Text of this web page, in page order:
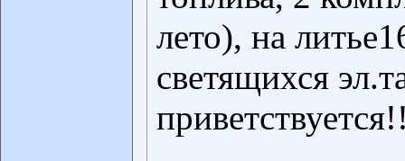
лето), на
светящихся